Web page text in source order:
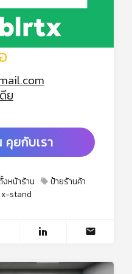
ย
คุยกับเรา
หน้าร้าน
ป้ายร้านค้า
stand